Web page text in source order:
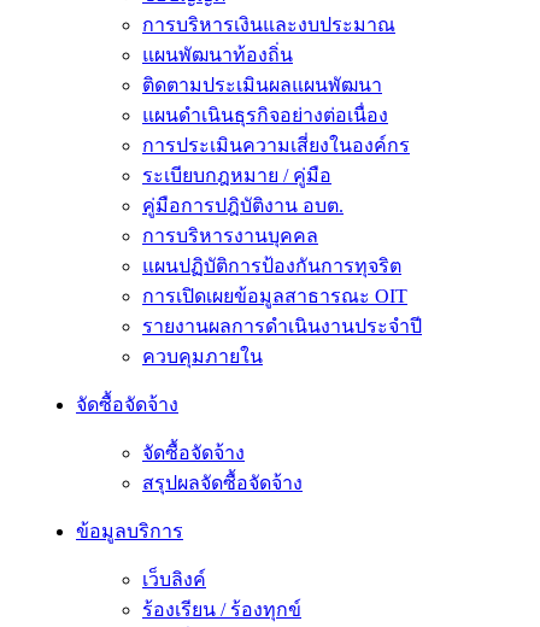
การบริหารเงินและงบประมาณ
แผนพัฒนาท้องถิ่น
ติดตามประเมินผลแผนพัฒนา
แผนดำเนินธุรกิจอย่างต่อเนื่อง
การประเมินความเสี่ยงในองค์กร
ระเบียบกฎหมาย / คู่มือ
คู่มือการปฎิบัติงาน อบต.
การบริหารงานบุคคล
แผนปฏิบัติการป้องกันการทุจริต
การเปิดเผยข้อมูลสาธารณะ OIT
รายงานผลการดำเนินงานประจำปี
ควบคุมภายใน
จัดซื้อจัดจ้าง
จัดซื้อจัดจ้าง
สรุปผลจัดซื้อจัดจ้าง
ข้อมูลบริการ
เว็บลิงค์
ร้องเรียน / ร้องทุกข์